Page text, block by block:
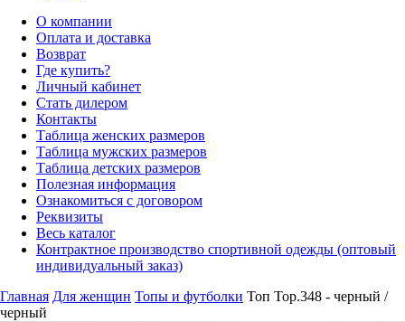
О компании
Оплата и доставка
Возврат
Где купить?
Личный кабинет
Стать дилером
Контакты
Таблица женских размеров
Таблица мужских размеров
Таблица детских размеров
Полезная информация
Ознакомиться с договором
Реквизиты
Весь каталог
Контрактное производство спортивной одежды (оптовый
индивидуальный заказ)
Главная Для женщин Топы и футболки Топ Top.348 - черный /
черный